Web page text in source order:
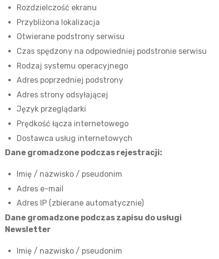
Rozdzielczość ekranu
Przybliżona lokalizacja
Otwierane podstrony serwisu
Czas spędzony na odpowiedniej podstronie serwisu
Rodzaj systemu operacyjnego
Adres poprzedniej podstrony
Adres strony odsyłającej
Język przeglądarki
Prędkość łącza internetowego
Dostawca usług internetowych
Dane gromadzone podczas rejestracji:
Imię / nazwisko / pseudonim
Adres e-mail
Adres IP (zbierane automatycznie)
Dane gromadzone podczas zapisu do usługi
Newsletter
Imię / nazwisko / pseudonim